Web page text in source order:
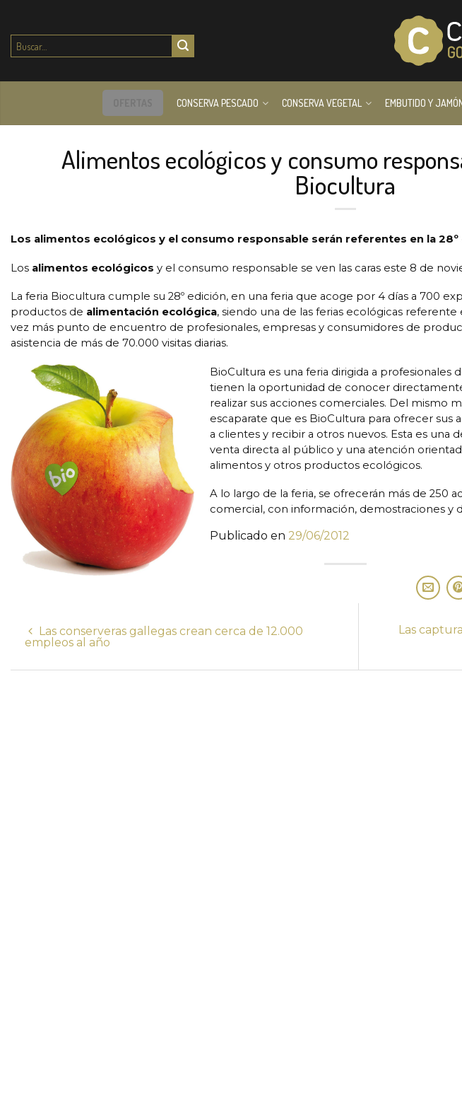
Buscar
por:
CONSERVA PESCADO CONSERVA VEGETAL EMBUTIDO Y
Alimentos ecológicos y consumo
Biocultura
Los alimentos ecológicos y el consumo responsable serán referentes en la
Los alimentos ecológicos y el consumo responsable se ven las caras este 8 de
La feria Biocultura cumple su 28º edición, en una feria que acoge por 4 días a 700
productos de alimentación ecológica, siendo una de las ferias ecológicas referente
vez más punto de encuentro de profesionales, empresas y consumidores de
asistencia de más de 70.000 visitas diarias.
BioCultura es una feria dirigida a profesionales
tienen la oportunidad de conocer
realizar sus acciones comerciales. Del mismo
escaparate que es BioCultura para ofrecer sus
a clientes y recibir a otros nuevos. Esta es una
venta directa al público y una atención
alimentos y otros productos ecológicos.
A lo largo de la feria, se ofrecerán más de 250
comercial, con información, demostraciones y
Publicado en 29/06/2012
Las conserveras gallegas crean cerca de 12.000
empleos al año
Las